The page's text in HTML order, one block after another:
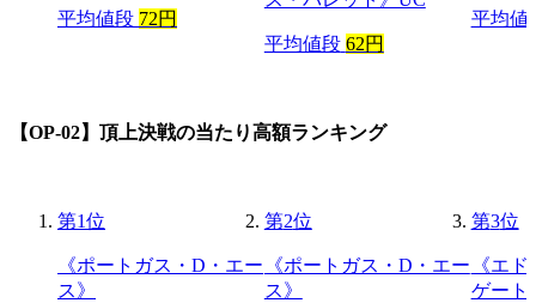
平均値段 72円
平均値段 62円
平均値
【OP-02】頂上決戦の当たり高額ランキング
第1位
《ポートガス・D・エー
ス》
第2位
《ポートガス・D・エー
ス》
第3位
《エ
ゲート